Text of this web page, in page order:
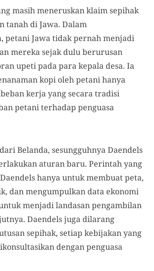
masih meneruskan klaim sepihak
tanah di Jawa. Dalam
petani Jawa tidak pernah menjadi
mereka sejak dulu berurusan
upeti pada para kepala desa. Ia
kopi oleh petani hanya
kerja yang secara tradisi
petani terhadap penguasa
Belanda, sesungguhnya Daendels
aturan baru. Perintah yang
hanya untuk membuat peta,
dan mengumpulkan data ekonomi
menjadi landasan pengambilan
Daendels juga dilarang
sepihak, setiap kebijakan yang
denganpenguasa